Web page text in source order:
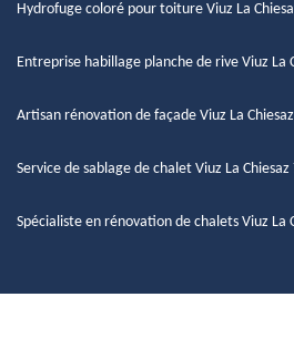
Hydrofuge coloré pour toiture Viuz La
Entreprise habillage planche de rive Viuz La
Artisan rénovation de façade Viuz La
Service de sablage de chalet Viuz La Chiesaz
Spécialiste en rénovation de chalets Viuz La